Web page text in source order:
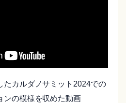
たカルダノサミット2024での
ンの模様を収めた動画